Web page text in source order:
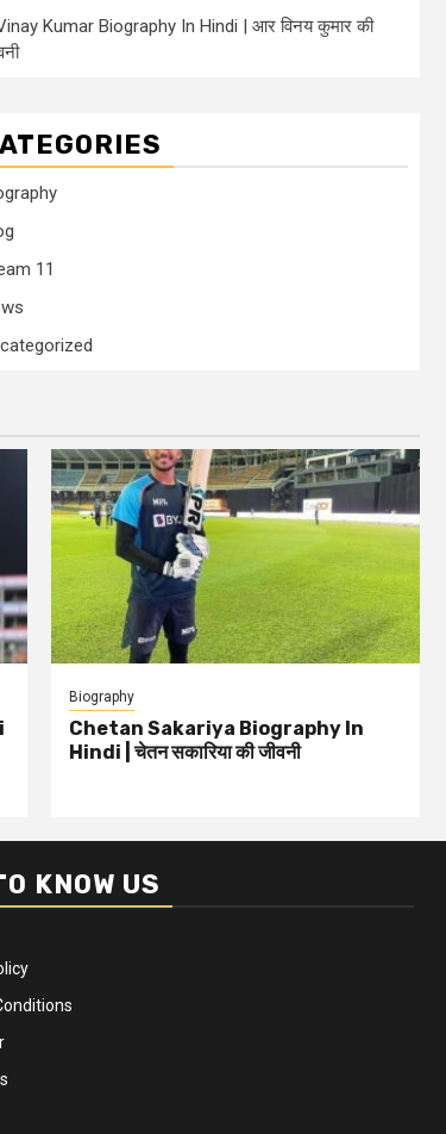
Kumar Biography In Hindi | आर विनय कुमार की
11
Biography
Chetan Sakariya Biography In
Hindi | चेतन सकारिया की जीवनी
KNOW US